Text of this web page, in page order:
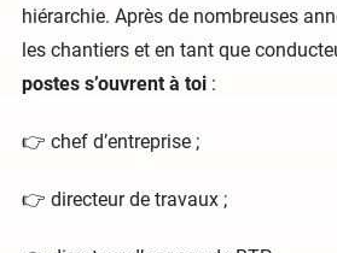
hiérarchie. Après de nombreuses
les chantiers et en tant que
postes s’ouvrent à toi :
👉 chef d’entreprise ;
👉 directeur de travaux ;